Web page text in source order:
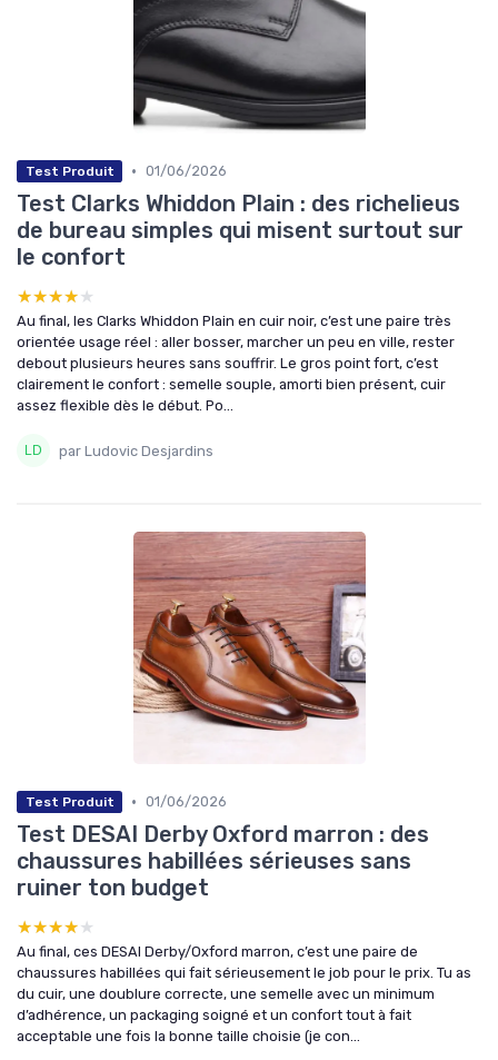
Test Produit • 01/06/2026
Test Clarks Whiddon Plain : des richelieus
de bureau simples qui misent surtout sur
le confort
★★★★★
★★★★★
Au final, les Clarks Whiddon Plain en cuir noir, c’est une paire très
orientée usage réel : aller bosser, marcher un peu en ville, rester
debout plusieurs heures sans souffrir. Le gros point fort, c’est
clairement le confort : semelle souple, amorti bien présent, cuir
assez flexible dès le début. Po...
par Ludovic Desjardins
Test Produit • 01/06/2026
Test DESAI Derby Oxford marron : des
chaussures habillées sérieuses sans
ruiner ton budget
★★★★★
★★★★★
Au final, ces DESAI Derby/Oxford marron, c’est une paire de
chaussures habillées qui fait sérieusement le job pour le prix. Tu as
du cuir, une doublure correcte, une semelle avec un minimum
d’adhérence, un packaging soigné et un confort tout à fait
acceptable une fois la bonne taille choisie (je con...